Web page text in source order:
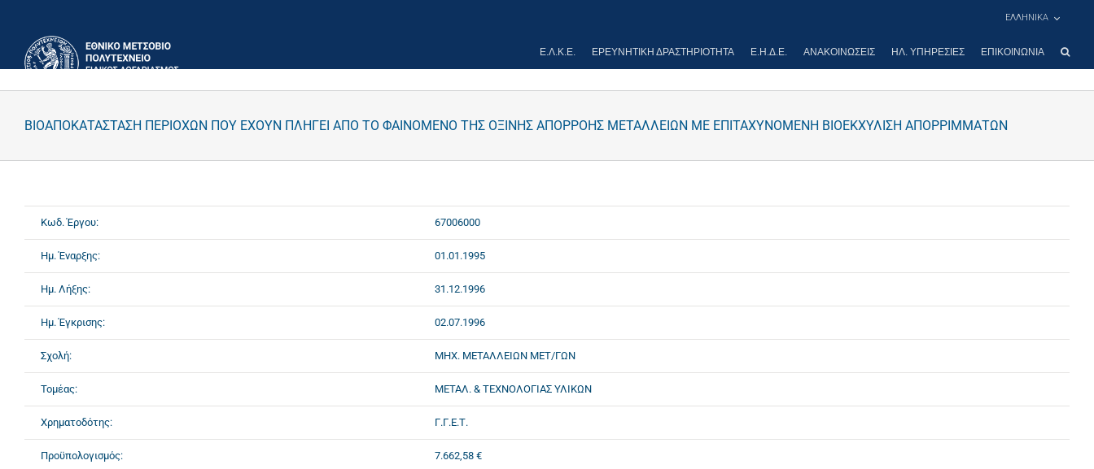
περιεχόμενο
ΕΛΛΗΝΙΚΑ
Ε.Λ.Κ.Ε. ΕΡΕΥΝΗΤΙΚΉ ΔΡΑΣΤΗΡΙΌΤΗΤΑ Ε.Η.Δ.Ε. ΑΝΑΚΟΙΝΏΣΕΙΣ ΗΛ. ΥΠΗΡΕΣΊΕΣ ΕΠΙΚΟΙΝΩΝΊΑ
ΒΙΟΑΠΟΚΑΤΑΣΤΑΣΗ ΠΕΡΙΟΧΩΝ ΠΟΥ ΕΧΟΥΝ ΠΛΗΓΕΙ ΑΠΟ ΤΟ ΦΑΙΝΟΜΕΝΟ ΤΗΣ ΟΞΙΝΗΣ ΑΠΟΡΡΟΗΣ ΜΕΤΑΛΛΕΙΩΝ ΜΕ ΕΠΙΤΑΧΥΝΟΜΕΝΗ ΒΙΟΕΚΧΥΛΙΣΗ ΑΠΟΡΡΙΜΜΑΤΩΝ
Κωδ. Έργου: 67006000
Ημ. Έναρξης: 01.01.1995
Ημ. Λήξης: 31.12.1996
Ημ. Έγκρισης: 02.07.1996
Σχολή: ΜΗΧ. ΜΕΤΑΛΛΕΙΩΝ ΜΕΤ/ΓΩΝ
Τομέας: ΜΕΤΑΛ. & ΤΕΧΝΟΛΟΓΙΑΣ ΥΛΙΚΩΝ
Χρηματοδότης: Γ.Γ.Ε.Τ.
Προϋπολογισμός: 7.662,58 €